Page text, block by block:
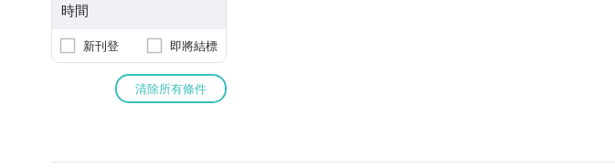
時間
新刊登 即將結標
清除所有條件